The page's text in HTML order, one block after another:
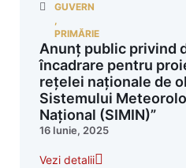
GUVERN
,
PRIMĂRIE
Anunț public privind
încadrare pentru
rețelei naționale de
Sistemului
Național (SIMIN)”
16 Iunie, 2025
Vezi detalii